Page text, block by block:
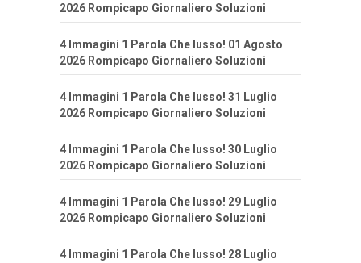
2026 Rompicapo Giornaliero Soluzioni
4 Immagini 1 Parola Che lusso! 01 Agosto
2026 Rompicapo Giornaliero Soluzioni
4 Immagini 1 Parola Che lusso! 31 Luglio
2026 Rompicapo Giornaliero Soluzioni
4 Immagini 1 Parola Che lusso! 30 Luglio
2026 Rompicapo Giornaliero Soluzioni
4 Immagini 1 Parola Che lusso! 29 Luglio
2026 Rompicapo Giornaliero Soluzioni
4 Immagini 1 Parola Che lusso! 28 Luglio